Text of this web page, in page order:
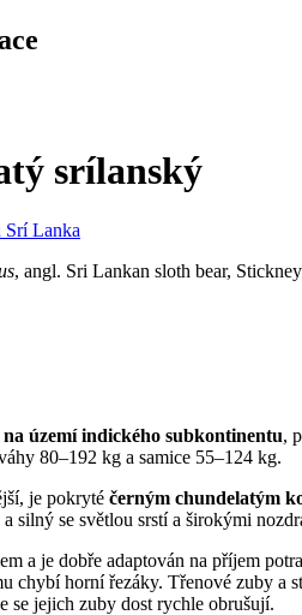
srílanský
Srí Lanka
, angl. Sri Lankan sloth bear,
na území indického subkontinentu,
80–192 kg a samice 55–124 kg.
je pokryté černým chundelatým
silný se světlou srstí a širokými
a je dobře adaptován na příjem
chybí horní řezáky. Třenové zuby
se jejich zuby dost rychle obrušují.